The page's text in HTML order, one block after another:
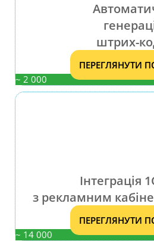
штрих-
ПЕРЕГЛЯНУТИ
~ 2 000
Інтеграція
з рекламним
ПЕРЕГЛЯНУТИ
~ 14 000